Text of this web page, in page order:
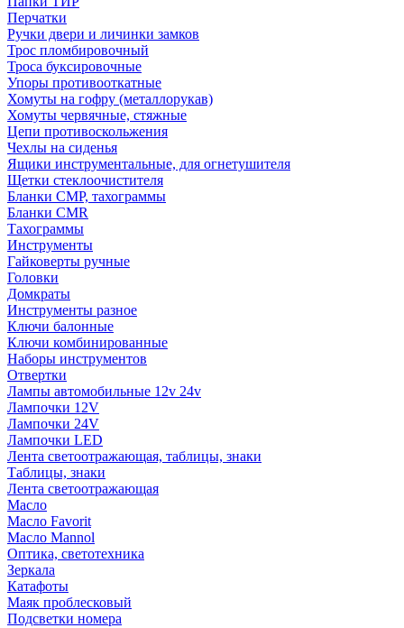
Перчатки
Ручки двери и личинки замков
Трос пломбировочный
Троса буксировочные
Упоры противооткатные
Хомуты на гофру (металлорукав)
Хомуты червячные, стяжные
Цепи противоскольжения
Чехлы на сиденья
Ящики инструментальные, для огнетушителя
Щетки стеклоочистителя
Бланки СМР, тахограммы
Бланки CMR
Тахограммы
Инструменты
Гайковерты ручные
Головки
Домкраты
Инструменты разное
Ключи балонные
Ключи комбинированные
Наборы инструментов
Отвертки
Лампы автомобильные 12v 24v
Лампочки 12V
Лампочки 24V
Лампочки LED
Лента светоотражающая, таблицы, знаки
Таблицы, знаки
Лента светоотражающая
Масло
Масло Favorit
Масло Mannol
Оптика, светотехника
Зеркала
Катафоты
Маяк проблесковый
Подсветки номера